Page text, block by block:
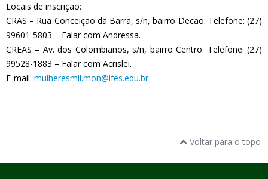
Locais de inscrição:
CRAS – Rua Conceição da Barra, s/n, bairro Decão. Telefone: (27)
99601-5803 – Falar com Andressa.
CREAS – Av. dos Colombianos, s/n, bairro Centro. Telefone: (27)
99528-1883 – Falar com Acrislei.
E-mail: mulheresmil.mon@ifes.edu.br
Voltar para o topo